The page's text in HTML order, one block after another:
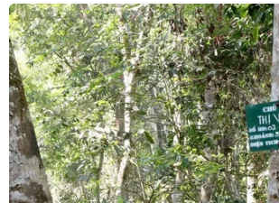
TIN CÙNG CHUYÊN MỤC
Nhận định Việt Nam vs
Campuchia: Vì sao thầy trò HLV Kim